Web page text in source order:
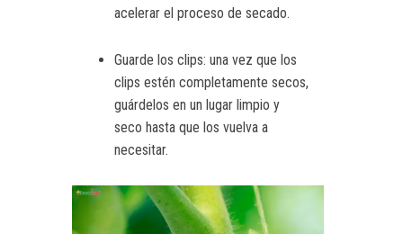
acelerar el proceso de secado.
Guarde los clips: una vez que los
clips estén completamente secos,
guárdelos en un lugar limpio y
seco hasta que los vuelva a
necesitar.